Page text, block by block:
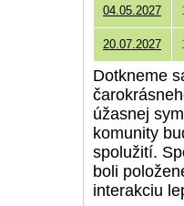
04.05.2027
20.07.2027
Dotkneme
úžasnej
komunity
spolužití.
boli
interakciu